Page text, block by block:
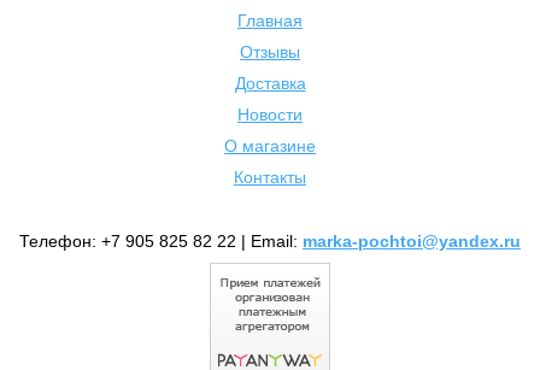
Главная
Отзывы
Доставка
Новости
О магазине
Контакты
Телефон: +7 905 825 82 22 | Email: marka-pochtoi@yandex.ru